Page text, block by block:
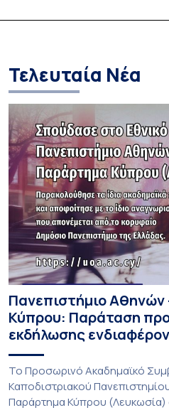
Τελευταία Νέα
Πανεπιστήμιο
Κύπρου: Παράταση
εκδήλωσης
Το Προσωρινό Ακαδημαϊκό
Καποδιστριακού
Παράρτημα Κύπρου (Λευκωσία)